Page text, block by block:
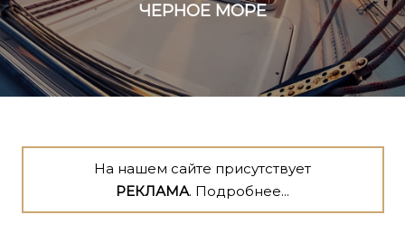
ЧЕРНОЕ МОРЕ
На нашем сайте присутствует
РЕКЛАМА. Подробнее...